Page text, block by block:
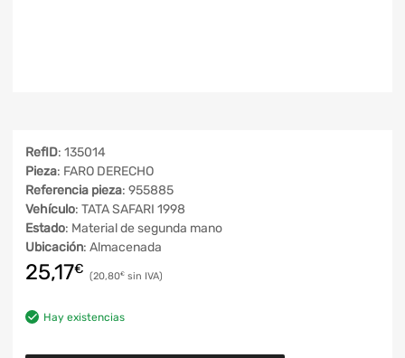
RefID: 135014
Pieza: FARO DERECHO
Referencia pieza: 955885
Vehículo: TATA SAFARI 1998
Estado: Material de segunda mano
Ubicación: Almacenada
25,17€ 20,80€
Hay existencias